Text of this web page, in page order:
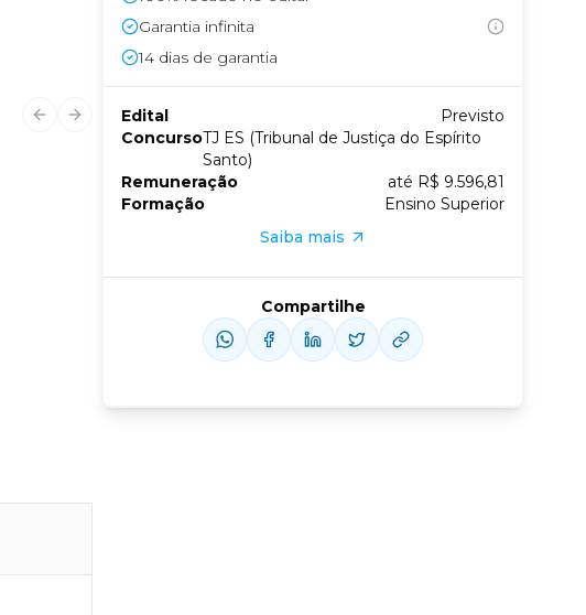
Previous slide
Next slide
Garantia infinita
14 dias de garantia
Edital
Previsto
ConcursoTJ ES (Tribunal de Justiça do Espírito
Santo)
Remuneração
até R$ 9.596,81
Formação
Ensino Superior
Saiba mais
Compartilhe